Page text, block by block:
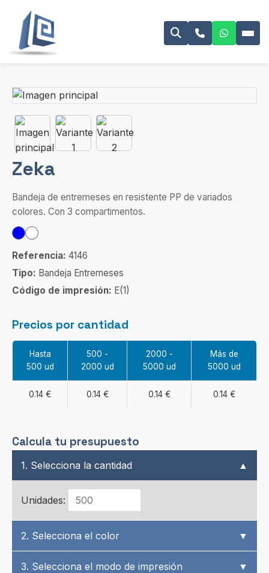
Zeka
Bandeja de entremeses en resistente PP de variados
colores. Con 3 compartimentos.
Referencia: 4146
Tipo: Bandeja Entremeses
Código de impresión: E(1)
Precios por cantidad
Hasta
500 ud
500 -
2000 ud
2000 -
5000 ud
Más de
5000 ud
0.14 € 0.14 € 0.14 € 0.14 €
Calcula tu presupuesto
1. Selecciona la cantidad ▲
Unidades:
2. Selecciona el color ▼
3. Selecciona el modo de impresión ▼